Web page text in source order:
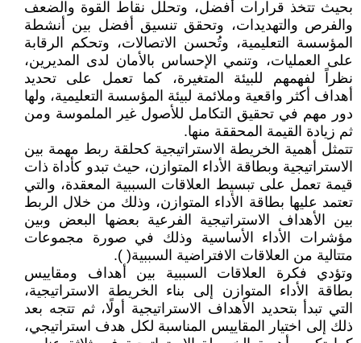
بحيث تتخذ قرارات أفضل، وتحلل نقاط القوة والضعف
والفرص والتهديدات، وتحقق تنسيق أفضل بين أنشطة
المؤسسة التعليمية، وتُحسن الاتصالات، وتحكم الرقابة
على العمليات، وتنمي الإحساس بالأمان لدى المديرين،
نظراً لفهمهم للبيئة المتغيرة، كما تعمل على تحديد
أهداف أكثر واقعية وملائمة لبيئة المؤسسة التعليمية، ولها
دور مهم في تحقيق التكامل للأصول غير الملموسة ومن
ثم زيادة القيمة المحققة منها.
تتمثل أهمية الخريطة الاستراتيجية كحلقة ربط مهمة بين
الاستراتيجية وبطاقة الأداء المتوازن، حيث تبدو كأداة ذات
قيمة تعمل على تبسيط العلاقات السببية المعقدة، والتي
تعتمد عليها بطاقة الأداء المتوازن، وذلك من خلال الربط
بين الأهداف الاستراتيجية الفرعية بعضها البعض وبين
مؤشرات الأداء الأساسية وذلك في صورة مجموعات
متتالية من العلاقات الافتراضية السببية( ).
وتؤدي فكرة العلاقات السببية بين أهداف ومقاييس
بطاقة الأداء المتوازن إلى بناء الخريطة الاستراتيجية،
التي تبدأ بتحديد الأهداف الاستراتيجية أولًا، ثم تتجه بعد
ذلك إلى اختيار المقاييس المناسبة لكل هدف استراتيجي،